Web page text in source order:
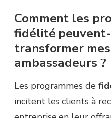
Comment les
fidélité
transformer
ambassadeurs ?
Les programmes de
incitent les clients à